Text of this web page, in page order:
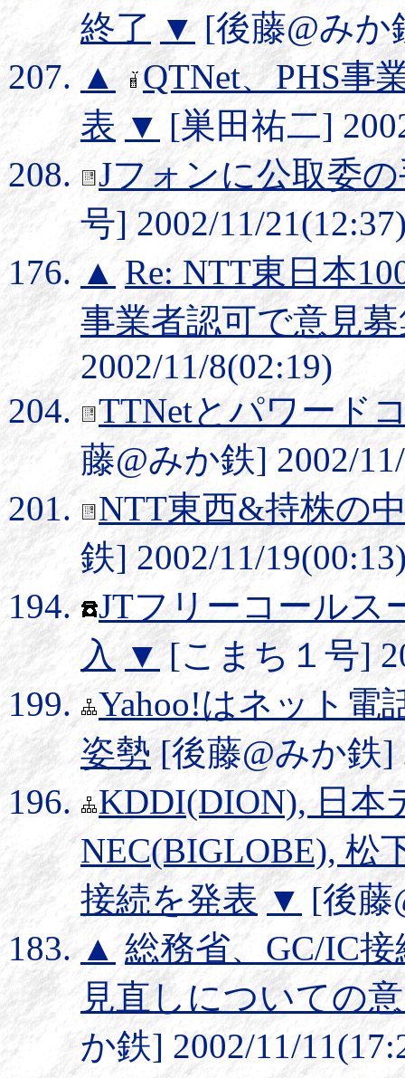
終了 ▼ [後藤@みか
▲
QTNet、PHS事
表 ▼ [巣田祐二]
Jフォンに公取委
号] 2002/11/
▲ Re: NTT東日本
事業者認可で意見
2002/11/8(02:19)
TTNetとパワード
藤@みか鉄] 2002/
NTT東西&持株の
鉄] 2002/11/
JTフリーコールス
入 ▼[こまち１号]
Yahoo!はネット電
姿勢[後藤@みか鉄]
KDDI(DION), 日本
NEC(BIGLOBE), 松
接続を発表 ▼ [後藤
▲ 総務省、GC/IC
見直しについての
か鉄] 2002/11/